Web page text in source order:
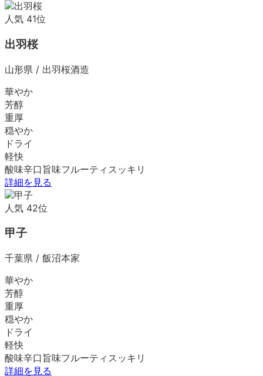
人気 41位
出羽桜
山形県 / 出羽桜酒造
華やか
芳醇
重厚
穏やか
ドライ
軽快
酸味辛口 旨味フルーティ スッキリ
詳細を見る
人気 42位
甲子
千葉県 / 飯沼本家
華やか
芳醇
重厚
穏やか
ドライ
軽快
酸味辛口 旨味フルーティ スッキリ
詳細を見る